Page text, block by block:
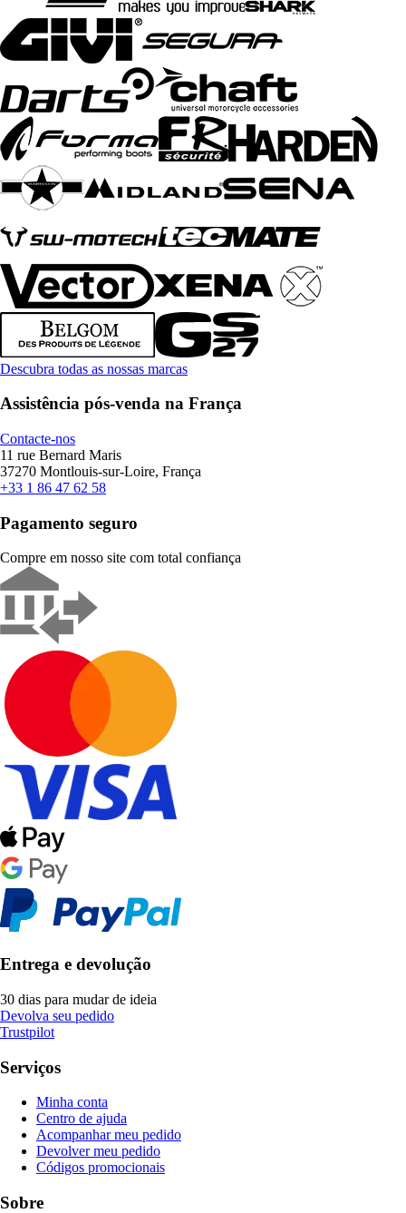
Descubra todas as nossas marcas
Assistência pós-venda na França
Contacte-nos
11 rue Bernard Maris
37270 Montlouis-sur-Loire, França
+33 1 86 47 62 58
Pagamento seguro
Compre em nosso site com total confiança
Entrega e devolução
30 dias para mudar de ideia
Devolva seu pedido
Trustpilot
Serviços
Minha conta
Centro de ajuda
Acompanhar meu pedido
Devolver meu pedido
Códigos promocionais
Sobre